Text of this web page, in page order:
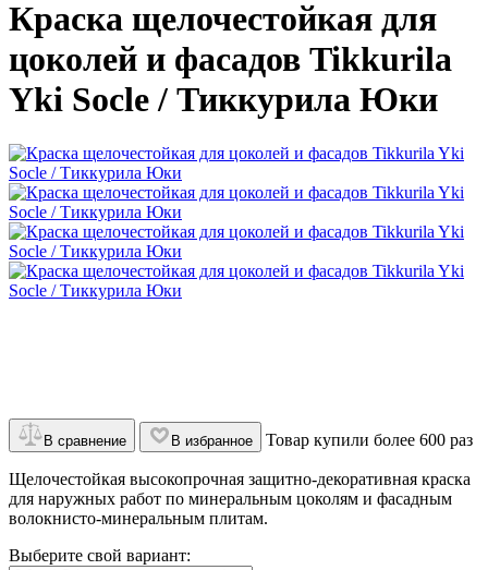
Краска щелочестойкая для
цоколей и фасадов Tikkurila
Yki Socle / Тиккурила Юки
В сравнение В избранное Товар купили более 600 раз
Щелочестойкая высокопрочная защитно-декоративная краска
для наружных работ по минеральным цоколям и фасадным
волокнисто-минеральным плитам.
Выберите свой вариант: